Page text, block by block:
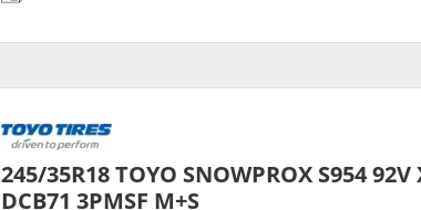
245/35R18 TOYO SNOWPROX S954
DCB71 3PMSF M+S